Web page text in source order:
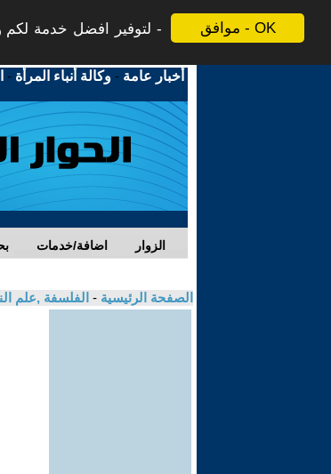
موافق - OK
لتوفير افضل خدمة لكم
أخبار عامة -وكالة أنباء المرأة -
اضافة/خدمات الزوار
الصفحة الرئيسية - الفلسفة ,علم